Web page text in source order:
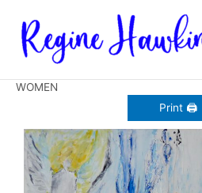
Inhalt
springen
WOMEN
Print 🖨